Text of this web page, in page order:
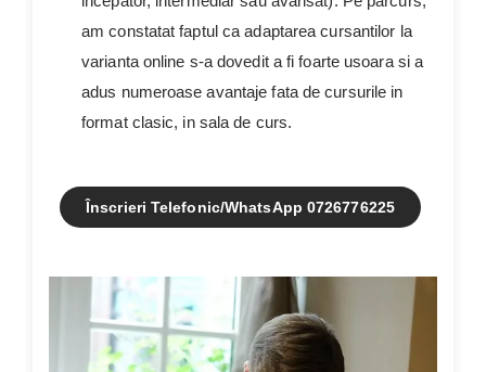
am constatat faptul ca adaptarea cursantilor la
varianta online s-a dovedit a fi foarte usoara si a
adus numeroase avantaje fata de cursurile in
format clasic, in sala de curs.
Înscrieri Telefonic/WhatsApp 0726776225